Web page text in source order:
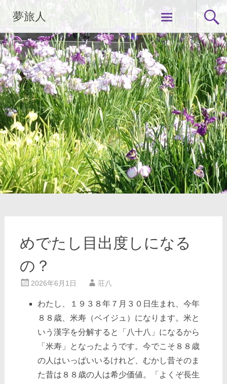
ン
ツ
へ
ス
キ
ッ
プ
夢旅人
めでたし目出度しになる
の？
2026年6月1日 荘八
わたし、１９３８年７月３０日生まれ、今年
８８歳、米寿（ベイジュ）になります。米と
いう漢字を分解すると「八十八」になるから
「米寿」となったようです。今でこそ８８歳
の人はいっぱいいるけれど、むかし昔そのま
た昔は８８歳の人は希少価値。「よくぞ長生